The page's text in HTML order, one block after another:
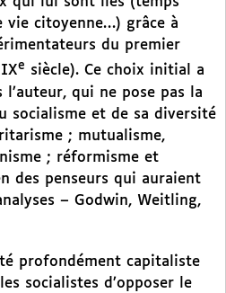
vie citoyenne…) grâce à
du premier
e siècle). Ce choix initial a
l’auteur, qui ne pose pas la
socialisme et de sa diversité
; mutualisme,
; réformisme et
des penseurs qui auraient
– Godwin, Weitling,
profondément capitaliste
socialistes d’opposer le